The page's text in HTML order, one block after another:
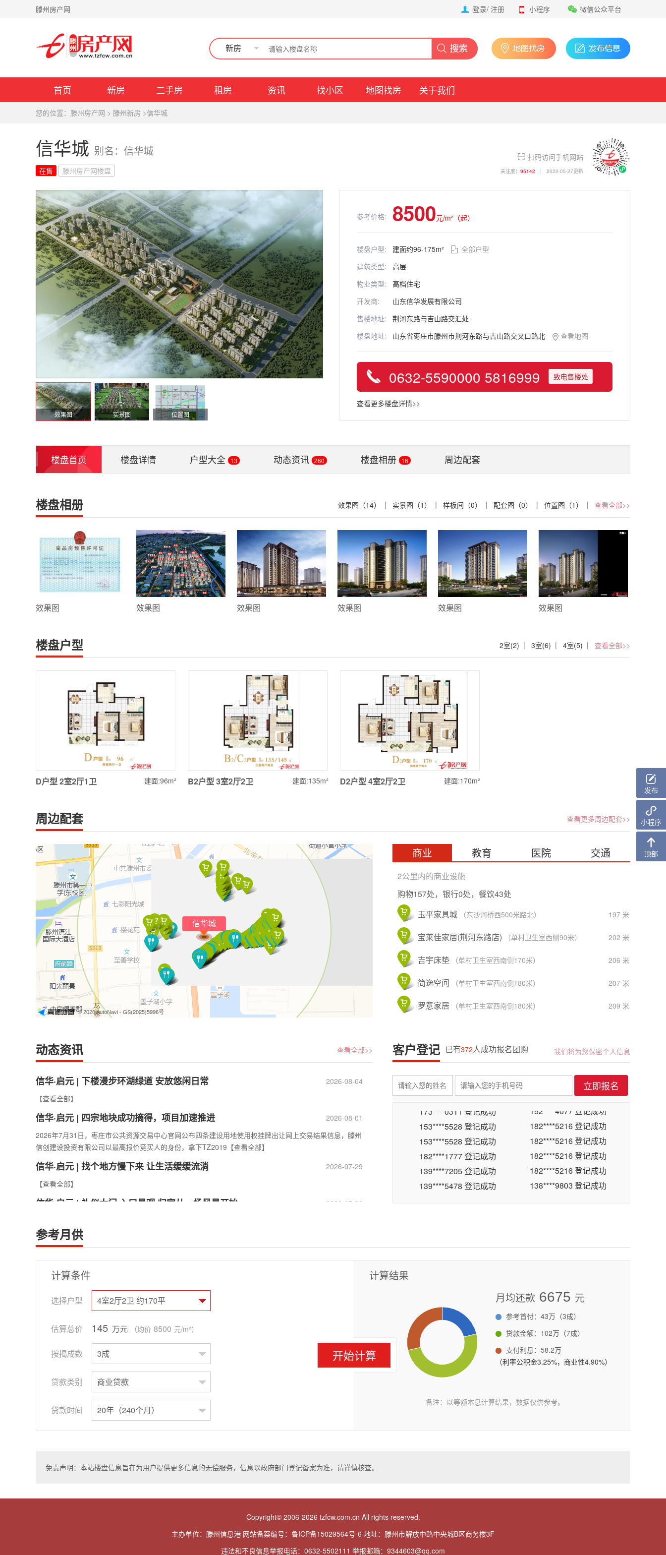
滕州房产网 微信公众平台
小程序
登录/ 注册
新房
首页 新房 二手房 租房 资讯 找小区 地图找房 关于我们
您的位置： 滕州房产网 > 滕州新房 >信华城
信华城 别名：信华城
在售 滕州房产网楼盘
扫码访问手机网站
关注度： 95142 | 2022-05-27更新
效果图 实景图 位置图
参考价格: 8500元/m²（起）
楼盘户型: 建面约96-175m²
全部户型
建筑类型:
高层
物业类型:
高档住宅
开发商:
山东信华发展有限公司
售楼地址:
荆河东路与吉山路交汇处
楼盘地址:
山东省枣庄市滕州市荆河东路与吉山路交叉口路北 查看地图
0632-5590000 5816999 致电售楼处
查看更多楼盘详情>>
楼盘首页 楼盘详情 户型大全 13 动态资讯 260 楼盘相册 16 周边配套
楼盘相册 查看全部>>
效果图（14） | 实景图（1） | 样板间（0） | 配套图（0） | 位置图（1） |
效果图 效果图 效果图 效果图 效果图 效果图
楼盘户型 查看全部>>
2室(2) | 3室(6) | 4室(5) |
D户型2室2厅1卫 建面:96m² B2户型3室2厅2卫 建面:135m² D2户型4室2厅2卫 建面:170m²
周边配套 查看更多周边配套>>
信华城
© 2026 AutoNavi - GS(2025)5996号
商业 教育 医院 交通
2公里内的商业设施
购物157处，银行0处，餐饮43处
玉平家具城
（东沙河桥西500米路北） 197 米
宝莱佳家居(荆河东路店) （单村卫生室西侧90米） 202 米
吉宇床垫 （单村卫生室西南侧170米） 206 米
简逸空间 （单村卫生室西南侧180米） 207 米
罗意家居 （单村卫生室西南侧180米） 209 米
瓜子花生炒货（单村卫生室西侧） 220 米
二妮面馆米饭屋（荆河东路西50米） 235 米
榴源兴邦（单村卫生室西侧） 236 米
志刚门业（荆河东路西50米）
家和五金电料监控对讲机智能锁 （荆河东路高架桥北200米）
雨虹防水（府前东路与墨子大道交叉口东北360米）
（东沙河大桥西68米路北）
霞姐花卉（东城液压西北侧110米）
如意早点 （东城液压设备有限公司西北侧90米）
金隆卷帘门不锈钢铝合金装饰
瑞达家具广场（府前东路与墨子大道交叉口东北280米）
动态资讯 查看全部>>
2026-08-04
信华·启元 | 下楼漫步环湖绿道 安放悠闲日常
【查看全部】
2026-08-01
信华·启元 | 四宗地块成功摘得，项目加速推进
2026年7月31日，枣庄市公共资源交易中心官网公布四条建设用地使用权挂牌出让网上交易结果信息，滕州
信创建设投资有限公司以最高报价竞买人的身份，拿下TZ2019【查看全部】
2026-07-29
信华·启元 | 找个地方慢下来 让生活缓缓流淌
【查看全部】
2026-07-28
信华·启元 | 礼仪大门 入口景观 归家从一场风景开始
枣庄市中区政协到腾程物业公司调研
专题调研，滕州市政协、市住建局相关负责人陪同调研。调研组先后到【查看全部】
客户登记 已有372人成功报名团购 我们将为您保密个人信息
185****2526 登记成功
182****4432 登记成功
133****3356 登记成功
153****5528 登记成功
153****5528 登记成功
182****1777 登记成功
139****7205 登记成功
139****5478 登记成功
137****1505 登记成功
133****4100 登记成功
158****4668 登记成功
158****4668 登记成功
137****6994 登记成功
158****0877 登记成功
186****3189 登记成功
178****8886 登记成功
185****2526 登记成功
182****1777 登记成功
139****7205 登记成功
139****5478 登记成功
182****8768 登记成功
185****2526 登记成功
185****2526 登记成功
182****5216 登记成功
182****5216 登记成功
182****5216 登记成功
182****5216 登记成功
138****9803 登记成功
178****7576 登记成功
137****8512 登记成功
186****0158 登记成功
132****2770 登记成功
158****4371 登记成功
155****0368 登记成功
186****3722 登记成功
186****2171 登记成功
182****8768 登记成功
参考月供
计算条件
选择户型 4室2厅2卫 约170平
估算总价 145 万元 （均价 8500 元/m²）
按揭成数 3成
贷款类别 商业贷款
贷款时间 20年（240个月）
开始计算
计算结果
月均还款 6675 元
参考首付：43万（3成）
贷款金额：102万（7成）
支付利息：58.2万
（利率公积金3.25%，商业性4.90%）
备注：以等额本息计算结果，数据仅供参考。
免责声明：本站楼盘信息旨在为用户提供更多信息的无偿服务，信息以政府部门登记备案为准，请谨慎核查。
Copyright© 2006-2026 tzfcw.com.cn All rights reserved.
主办单位：滕州信息港 网站备案编号： 鲁ICP备15029564号-6 地址：滕州市解放中路中央城B区商务楼3F
违法和不良信息举报电话：0632-5502111 举报邮箱：9344603@qq.com
发布
小程序
顶部